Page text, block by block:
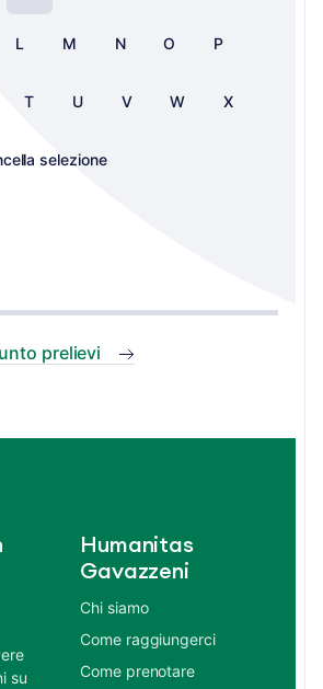
L M N O P
T U V W X
selezione
prelievi
su
Humanitas
Gavazzeni
Chi siamo
Come raggiungerci
Come prenotare